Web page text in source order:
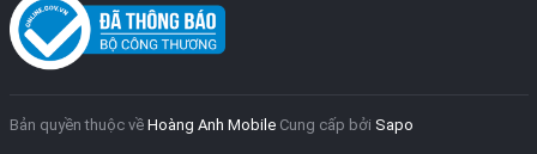
Bản quyền thuộc về Hoàng Anh Mobile Cung cấp bởi Sapo